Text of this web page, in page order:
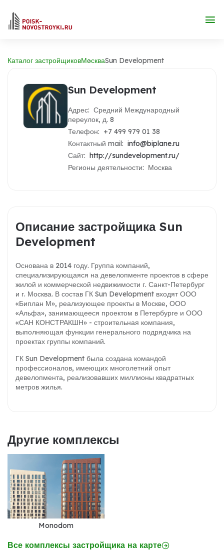
Каталог застройщиковМоскваSun Development
Sun Development
Адрес: Средний Международный
переулок, д. 8
Телефон: +7 499 979 01 38
Контактный mail: info@biplane.ru
Сайт: http://sundevelopment.ru/
Регионы деятельности: Москва
Описание застройщика Sun
Development
Основана в 2014 году. Группа компаний,
специализирующаяся на девелопменте проектов в сфере
жилой и коммерческой недвижимости г. Санкт-Петербург
и г. Москва. В состав ГК Sun Development входят ООО
«Биплан М», реализующее проекты в Москве, ООО
«Альфа», занимающееся проектом в Петербурге и ООО
«САН КОНСТРАКШН» - строительная компания,
выполняющая функции генерального подрядчика на
проектах группы компаний.
ГК Sun Development была создана командой
профессионалов, имеющих многолетний опыт
девелопмента, реализовавших миллионы квадратных
метров жилья.
Другие комплексы
Monodom
Все комплексы застройщика на карте